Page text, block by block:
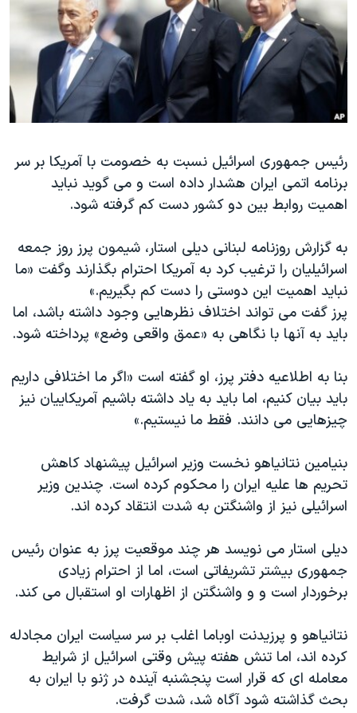
فرهنگ و زندگی
حقوق شهروندی
اقتصادی
گالری عکس
آرشیو پخش زنده
مستندها
انتخابات ریاست جمهوری آمریکا ۲۰۲۴
حمله جمهوری اسلامی به اسرائیل
اعتراضات زن، زندگی، آزادی
مجموعه مستندهای دادخواهی
تریبونال مردمی آبان ۹۸
دادگاه حمید نوری
چهل سال گروگان‌گیری
قانون شفافیت دارائی کادر رهبری ایران
اعتراضات مردمی آبان ۹۸
نرگس محمدی برنده جایزه نوبل صلح
همایش محافظه‌کاران آمریکا «سی‌پک»
سفر پرزیدنت ترامپ به چین
دنبال کنید
زبانهای مختلف
رئیس جمهوری اسرائیل نسبت به خصومت با آمریکا بر سر
برنامه اتمی ایران هشدار داده است و می گوید نباید
اهمیت روابط بین دو کشور دست کم گرفته شود.
به گزارش روزنامه لبنانی دیلی استار، شیمون پرز روز جمعه
اسرائیلیان را ترغیب کرد به آمریکا احترام بگذارند وگفت «ما
نباید اهمیت این دوستی را دست کم بگیریم.»
پرز گفت می تواند اختلاف نظرهایی وجود داشته باشد، اما
باید به آنها با نگاهی به «عمق واقعی وضع» پرداخته شود.
بنا به اطلاعیه دفتر پرز، او گفته است «اگر ما اختلافی داریم
باید بیان کنیم، اما باید به یاد داشته باشیم آمریکاییان نیز
چیزهایی می دانند. فقط ما نیستیم.»
بنیامین نتانیاهو نخست وزیر اسرائیل پیشنهاد کاهش
تحریم ها علیه ایران را محکوم کرده است. چندین وزیر
اسرائیلی نیز از واشنگتن به شدت انتقاد کرده اند.
دیلی استار می نویسد هر چند موقعیت پرز به عنوان رئیس
جمهوری بیشتر تشریفاتی است، اما از احترام زیادی
برخوردار است و و واشنگتن از اظهارات او استقبال می کند.
نتانیاهو و پرزیدنت اوباما اغلب بر سر سیاست ایران مجادله
کرده اند، اما تنش هفته پیش وقتی اسرائیل از شرایط
معامله ای که قرار است پنجشنبه آینده در ژنو با ایران به
بحث گذاشته شود آگاه شد، شدت گرفت.